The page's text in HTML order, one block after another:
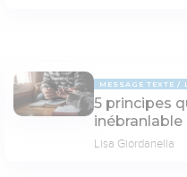
MESSAGE TEXTE
5 principes
inébranlable
Lisa Giordanella